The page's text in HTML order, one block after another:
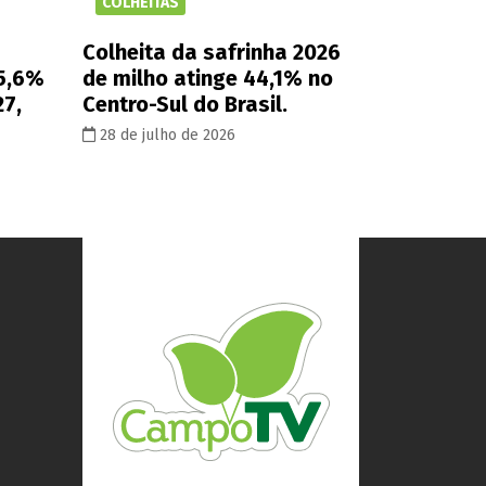
Colheita da safrinha 2026
de milho atinge 44,1% no
Centro-Sul do Brasil.
28 de julho de 2026